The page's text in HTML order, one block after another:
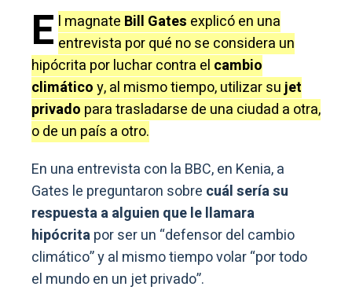
E l magnate Bill Gates explicó en una
entrevista por qué no se considera un
hipócrita por luchar contra el cambio
climáticoy, al mismo tiempo, utilizar sujet
privado para trasladarse de una ciudad a otra,
o de un país a otro.
En una entrevista con la BBC, en Kenia, a
Gates le preguntaron sobre cuál sería su
respuesta a alguien que le llamara
hipócritapor ser un “defensor del cambio
climático” y al mismo tiempo volar “por todo
el mundo en un jet privado”.